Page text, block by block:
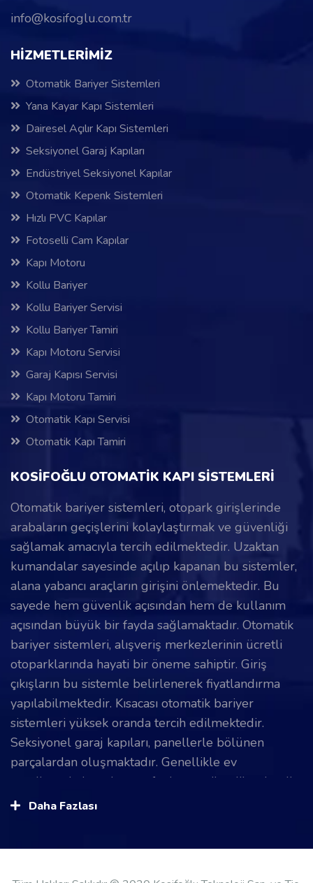
info@kosifoglu.com.tr
HİZMETLERİMİZ
Otomatik Bariyer Sistemleri
Yana Kayar Kapı Sistemleri
Dairesel Açılır Kapı Sistemleri
Seksiyonel Garaj Kapıları
Endüstriyel Seksiyonel Kapılar
Otomatik Kepenk Sistemleri
Hızlı PVC Kapılar
Fotoselli Cam Kapılar
Kapı Motoru
Kollu Bariyer
Kollu Bariyer Servisi
Kollu Bariyer Tamiri
Kapı Motoru Servisi
Garaj Kapısı Servisi
Kapı Motoru Tamiri
Otomatik Kapı Servisi
Otomatik Kapı Tamiri
KOSİFOĞLU OTOMATİK KAPI SİSTEMLERİ
Otomatik bariyer sistemleri, otopark girişlerinde
arabaların geçişlerini kolaylaştırmak ve güvenliği
sağlamak amacıyla tercih edilmektedir. Uzaktan
kumandalar sayesinde açılıp kapanan bu sistemler,
alana yabancı araçların girişini önlemektedir. Bu
sayede hem güvenlik açısından hem de kullanım
açısından büyük bir fayda sağlamaktadır. Otomatik
bariyer sistemleri, alışveriş merkezlerinin ücretli
otoparklarında hayati bir öneme sahiptir. Giriş
çıkışların bu sistemle belirlenerek fiyatlandırma
yapılabilmektedir. Kısacası otomatik bariyer
sistemleri yüksek oranda tercih edilmektedir.
Seksiyonel garaj kapıları, panellerle bölünen
parçalardan oluşmaktadır. Genellikle ev
garajlarında insanlar tarafından tercih edilmektedir.
Üst duvarlara monte edilerek yönlendiriciler
seksiyonel garaj kapıları oldukça uygundur. Hızlı
Daha Fazlası